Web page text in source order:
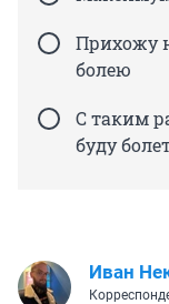
Прихожу
болею
С таким
буду
Иван